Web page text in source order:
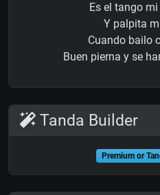
Es el tango
Y palpita
Cuando bailo
Buen pierna y se
Tanda Builder
Premium or